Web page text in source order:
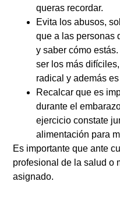
queras recordar.
Evita los abusos,
que a las personas
y saber cómo
ser los más
radical y además
Recalcar que es
durante el
ejercicio constate
alimentación para
Es importante que ante
profesional de la salud o
asignado.